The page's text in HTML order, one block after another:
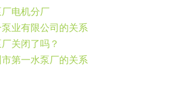
电机分厂
业有限公司的关系
关闭了吗？
第一水泵厂的关系